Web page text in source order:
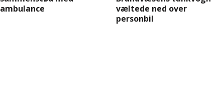
ambulance
væltede ned over
personbil